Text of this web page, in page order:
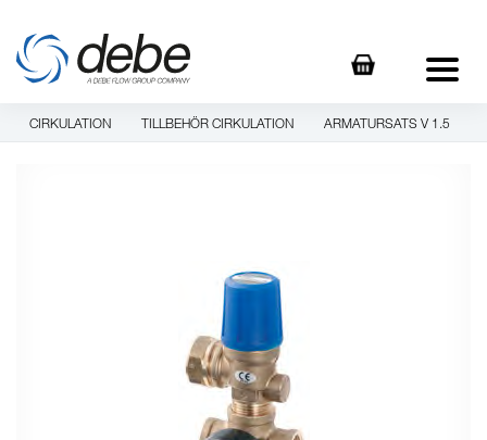
CIRKULATION TILLBEHÖR CIRKULATION ARMATURSATS V 1.5